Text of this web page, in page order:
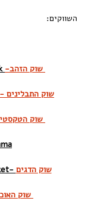
השווקים:
Dubai Gold Souk
- שוק התבלינים
שוק הדגים